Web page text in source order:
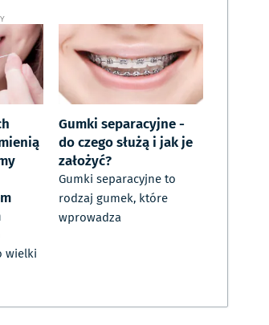
wielki
Gumki separacyjne -
do czego służą i jak je
założyć?
Gumki separacyjne to
rodzaj gumek, które
wprowadza